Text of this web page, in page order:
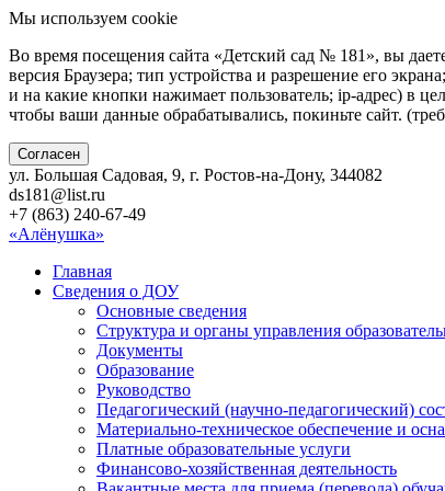
Мы используем cookie
Во время посещения сайта «Детский сад № 181», вы
версия Браузера; тип устройства и разрешение его
и на какие кнопки нажимает пользователь; ip-адрес) в
чтобы ваши данные обрабатывались, покиньте сайт.
Согласен
ул. Большая Садовая, 9, г. Ростов-на-Дону, 344082
ds181@list.ru
+7 (863) 240-67-49
«Алёнушка»
Главная
Сведения о ДОУ
Основные сведения
Структура и органы управления
Документы
Образование
Руководство
Педагогический (научно-педагогический)
Материально-техническое обеспечение и
Платные образовательные услуги
Финансово-хозяйственная деятельность